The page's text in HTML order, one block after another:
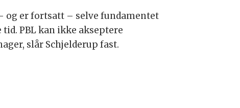
er fortsatt – selve fundamentet
PBL kan ikke akseptere
slår Schjelderup fast.